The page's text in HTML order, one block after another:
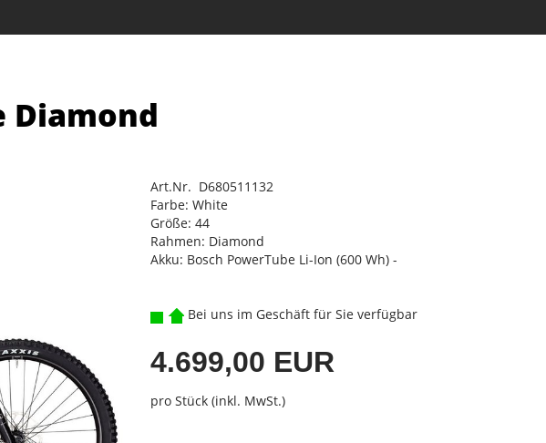
Diamond
Art.Nr. D680511132
Farbe: White
Größe: 44
Rahmen: Diamond
Akku: Bosch PowerTube Li-Ion (600 Wh) -
Bei uns im Geschäft für Sie verfügbar
4.699,00 EUR
pro Stück (inkl. MwSt.)